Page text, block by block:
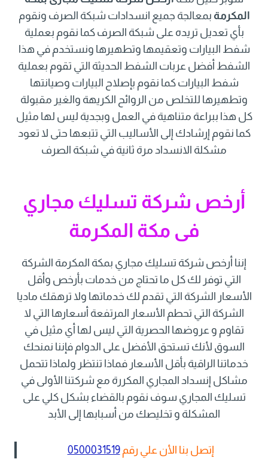
المكرمة بمعالجة جميع انسدادات شبكة الصرف ونقوم
بأي تعديل تريده على شبكة الصرف كما نقوم بعملية
شفط البيارات وتعقيمها وتطهيرها ونستخدم في هذا
الشفط أفضل عربات الشفط الحديثة التي تقوم بعملية
شفط البيارات كما نقوم بإصلاح البيارات وصيانتها
وتطهيرها للتخلص من الروائح الكريهة والغير مقبولة
كل هذا ببراعة متناهية في العمل وبجدية ليس لها مثيل
كما نقوم إرشادك إلى الأساليب التي تتبعها حتى لا تعود
مشكلة الانسداد مرة ثانية في شبكة الصرف
أرخص شركة تسليك مجاري
فى مكة المكرمة
إننا أرخص شركة تسليك مجاري بمكة المكرمة الشركة
التي توفر لك كل ما تحتاج من خدمات بأرخص وأقل
الأسعار الشركة التي تقدم لك خدماتها ولا ترهقك ماديا
الشركة التي تحطم الأسعار المرتفعة أسعارها التي لا
تقاوم و عروضها الحصرية التي ليس لها أي مثيل في
السوق لأنك تستحق الأفضل على الدوام فإننا نمنحك
خدماتنا الراقية بأقل الأسعار فماذا تنتظر ولماذا تتحمل
مشاكل إنسداد المجاري المكررة مع شركتنا الأولى في
تسليك المجاري سوف نقوم بالقضاء بشكل كلي على
المشكلة و تخليصك من أسبابها إلى الأبد
إتصل بنا الأن علي رقم0500031519